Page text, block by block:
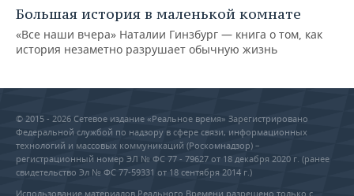
Большая история в маленькой комнате
«Все наши вчера» Наталии Гинзбург — книга о том, как
история незаметно разрушает обычную жизнь
© 2015 - 2026 Сетевое издание «Реальное время» Зарегистрировано
Федеральной службой по надзору в сфере связи, информационных
технологий и массовых коммуникаций (Роскомнадзор) –
регистрационный номер ЭЛ № ФС 77 - 79627 от 18 декабря 2020 г. (ранее
свидетельство Эл № ФС 77-59331 от 18 сентября 2014 г.)
Использование материалов Реального Времени разрешено только с